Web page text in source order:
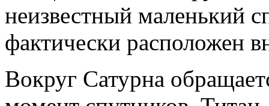
неизвестный маленький
фактически расположен
Вокруг Сатурна